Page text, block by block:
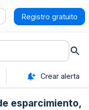
Registro gratuito
Crear alerta
esparcimiento,